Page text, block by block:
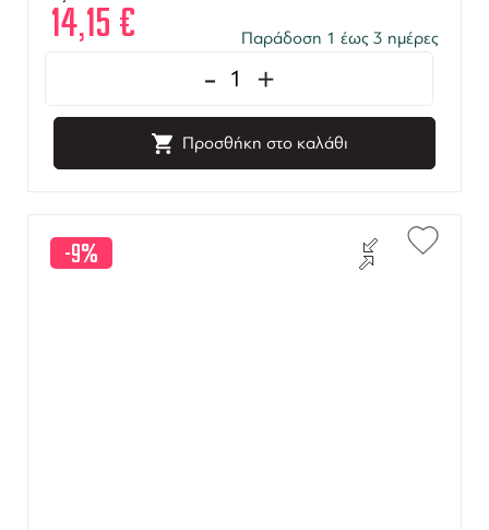
14,15 € Παράδοση 1 έως 3 ημέρες
- +
Προσθήκη στο καλάθι
-9%